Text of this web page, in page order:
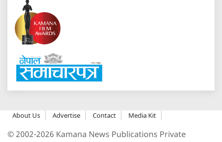
About Us Advertise Contact Media Kit
© 2002-2026 Kamana News Publications Private